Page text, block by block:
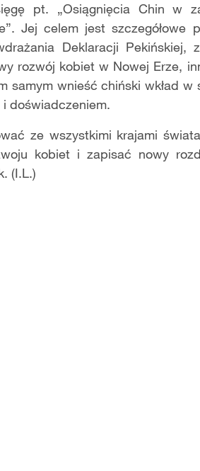
pt. „Osiągnięcia Chin w
Jej celem jest szczegółowe
Deklaracji Pekińskiej,
rozwój kobiet w Nowej Erze,
samym wnieść chiński wkład
doświadczeniem.
ze wszystkimi krajami
kobiet i zapisać nowy
(I.L.)